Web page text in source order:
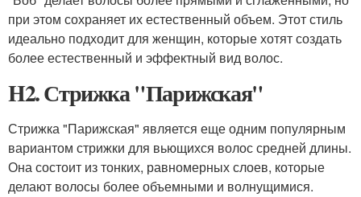
при этом сохраняет их естественный объем. Этот стиль
идеально подходит для женщин, которые хотят создать
более естественный и эффектный вид волос.
H2. Стрижка "Парижская"
Стрижка "Парижская" является еще одним популярным
вариантом стрижки для вьющихся волос средней длины.
Она состоит из тонких, равномерных слоев, которые
делают волосы более объемными и волнущимися.